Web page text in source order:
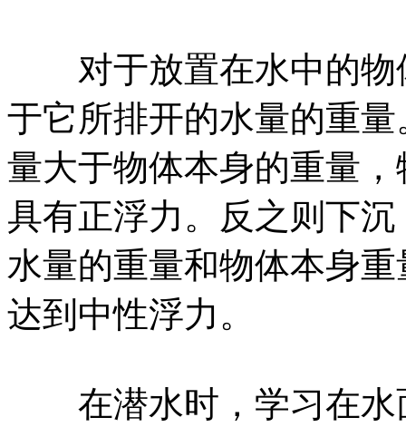
对于放置在水中的物
于它所排开的水量的重
量大于物体本身的重量
具有正浮力。反之则下
水量的重量和物体本身
达到中性浮力。
在潜水时，学习在水